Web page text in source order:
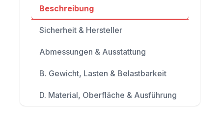
Beschreibung
Sicherheit & Hersteller
Abmessungen & Ausstattung
B. Gewicht, Lasten & Belastbarkeit
D. Material, Oberfläche & Ausführung